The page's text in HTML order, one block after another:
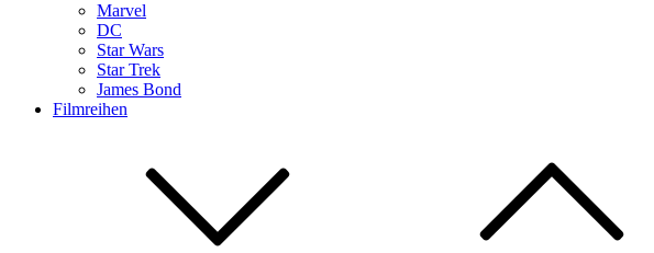
Marvel
DC
Star Wars
Star Trek
James Bond
Filmreihen